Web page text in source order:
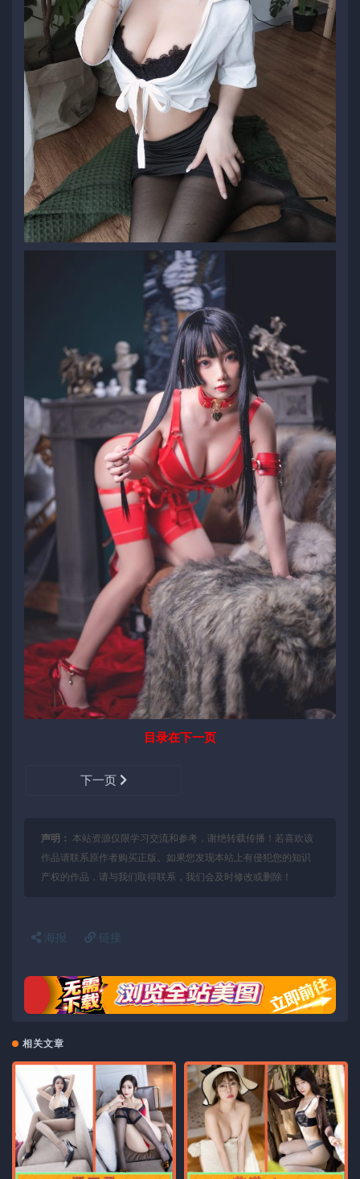
目录在下一页
下一页
声明：
本站资源仅限学习交流和参考，谢绝转载传播！若喜欢该
作品请联系原作者购买正版。如果您发现本站上有侵犯您的知识
产权的作品，请与我们取得联系，我们会及时修改或删除！
海报 链接
相关文章